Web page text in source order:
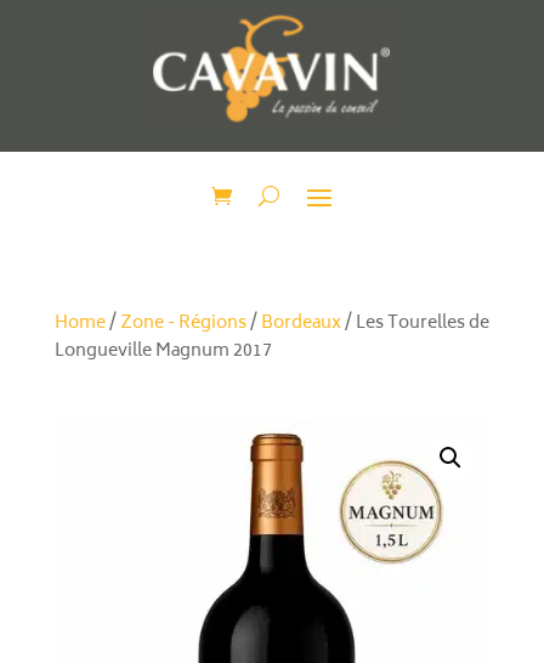
Home/Zone - Régions/Bordeaux/ Les Tourelles de
Longueville Magnum 2017